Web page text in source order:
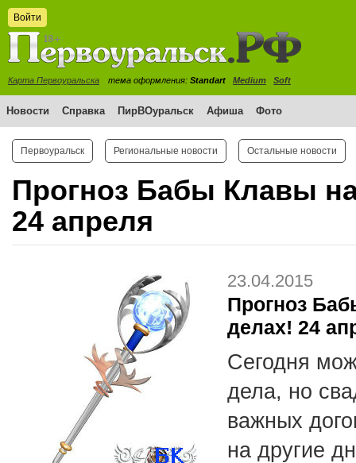
Войти
Карта Первоуральска тема оформления: Standart Medium Soft
Новости Справка ПирВОуральск Афиша Фото
Первоуральск Региональные новости Остальные новости
Прогноз Бабы Клавы
24 апреля
23.04.2015
Прогноз
делах! 24
Сегодня
дела, но
важных
на другие